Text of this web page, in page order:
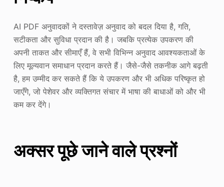
AI PDF अनुवादकों ने दस्तावेज़ अनुवाद को बदल दिया है, गति,
सटीकता और सुविधा प्रदान की है। जबकि प्रत्येक उपकरण की
अपनी ताकत और सीमाएँ हैं, वे सभी विभिन्न अनुवाद आवश्यकताओं के
लिए मूल्यवान समाधान प्रदान करते हैं। जैसे-जैसे तकनीक आगे बढ़ती
है, हम उम्मीद कर सकते हैं कि ये उपकरण और भी अधिक परिष्कृत हो
जाएँगे, जो पेशेवर और व्यक्तिगत संचार में भाषा की बाधाओं को और भी
कम कर देंगे।
अक्सर पूछे जाने वाले प्रश्नों